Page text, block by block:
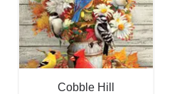
Cobble Hill